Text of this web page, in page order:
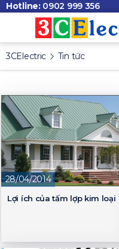
Hotline: 0902 999 356
3CElectric Tin tức
28/04/2014
Lợi ích của tấm lợp kim loại